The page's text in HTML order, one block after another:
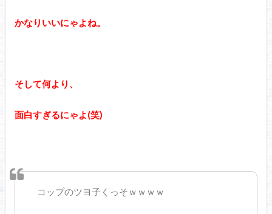
かなりいいにゃよね。
そして何より、
面白すぎるにゃよ(笑)
コップのツヨ子くっそｗｗｗｗ